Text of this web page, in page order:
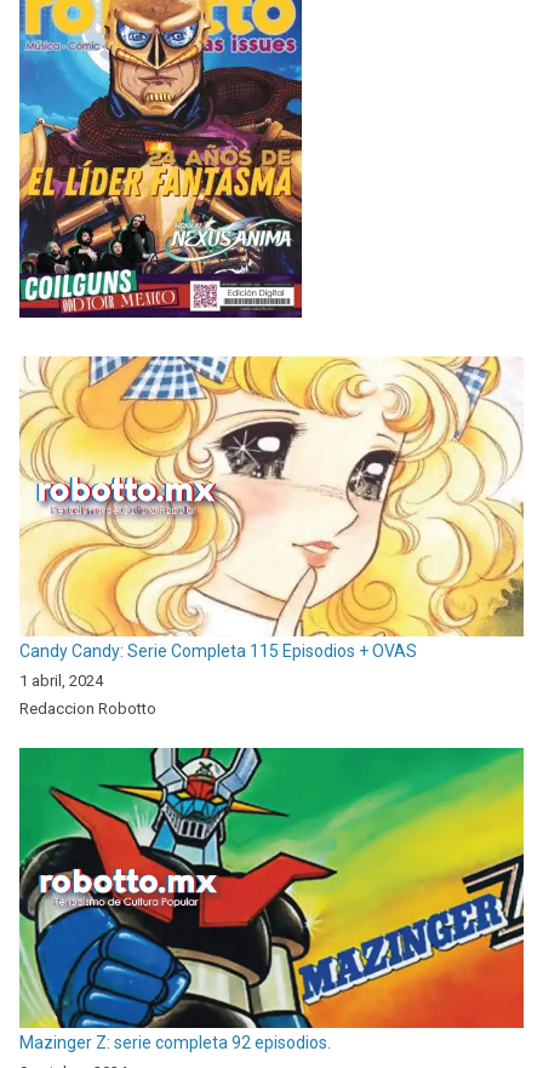
Candy Candy: Serie Completa 115 Episodios + OVAS
1 abril, 2024
Redaccion Robotto
Mazinger Z: serie completa 92 episodios.